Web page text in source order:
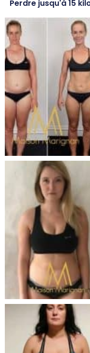
Perdre jusqu'à 15